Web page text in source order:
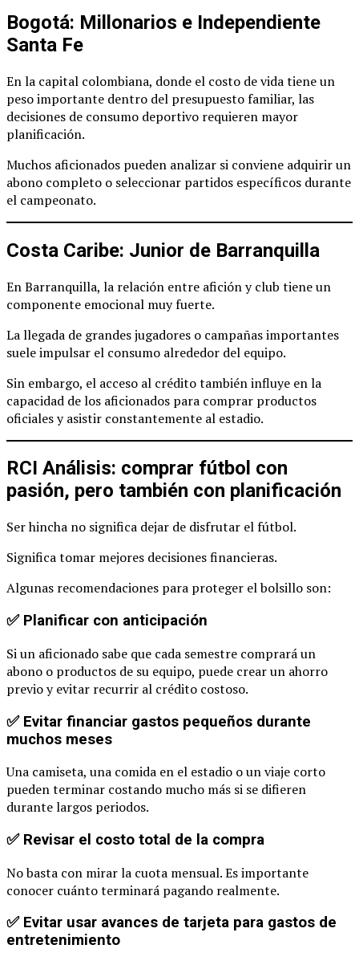
Bogotá: Millonarios e Independiente
Santa Fe
En la capital colombiana, donde el costo de vida tiene un
peso importante dentro del presupuesto familiar, las
decisiones de consumo deportivo requieren mayor
planificación.
Muchos aficionados pueden analizar si conviene adquirir un
abono completo o seleccionar partidos específicos durante
el campeonato.
Costa Caribe: Junior de Barranquilla
En Barranquilla, la relación entre afición y club tiene un
componente emocional muy fuerte.
La llegada de grandes jugadores o campañas importantes
suele impulsar el consumo alrededor del equipo.
Sin embargo, el acceso al crédito también influye en la
capacidad de los aficionados para comprar productos
oficiales y asistir constantemente al estadio.
RCI Análisis: comprar fútbol con
pasión, pero también con planificación
Ser hincha no significa dejar de disfrutar el fútbol.
Significa tomar mejores decisiones financieras.
Algunas recomendaciones para proteger el bolsillo son:
✅ Planificar con anticipación
Si un aficionado sabe que cada semestre comprará un
abono o productos de su equipo, puede crear un ahorro
previo y evitar recurrir al crédito costoso.
✅ Evitar financiar gastos pequeños durante
muchos meses
Una camiseta, una comida en el estadio o un viaje corto
pueden terminar costando mucho más si se difieren
durante largos periodos.
✅ Revisar el costo total de la compra
No basta con mirar la cuota mensual. Es importante
conocer cuánto terminará pagando realmente.
✅ Evitar usar avances de tarjeta para gastos de
entretenimiento